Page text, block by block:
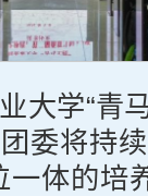
大学“青
委将持
一体的培